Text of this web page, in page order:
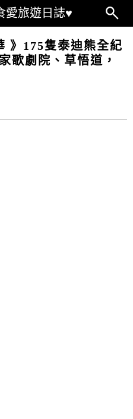
愛旅遊日誌♥
》175隻泰迪熊全紀
歌劇院、草悟道，